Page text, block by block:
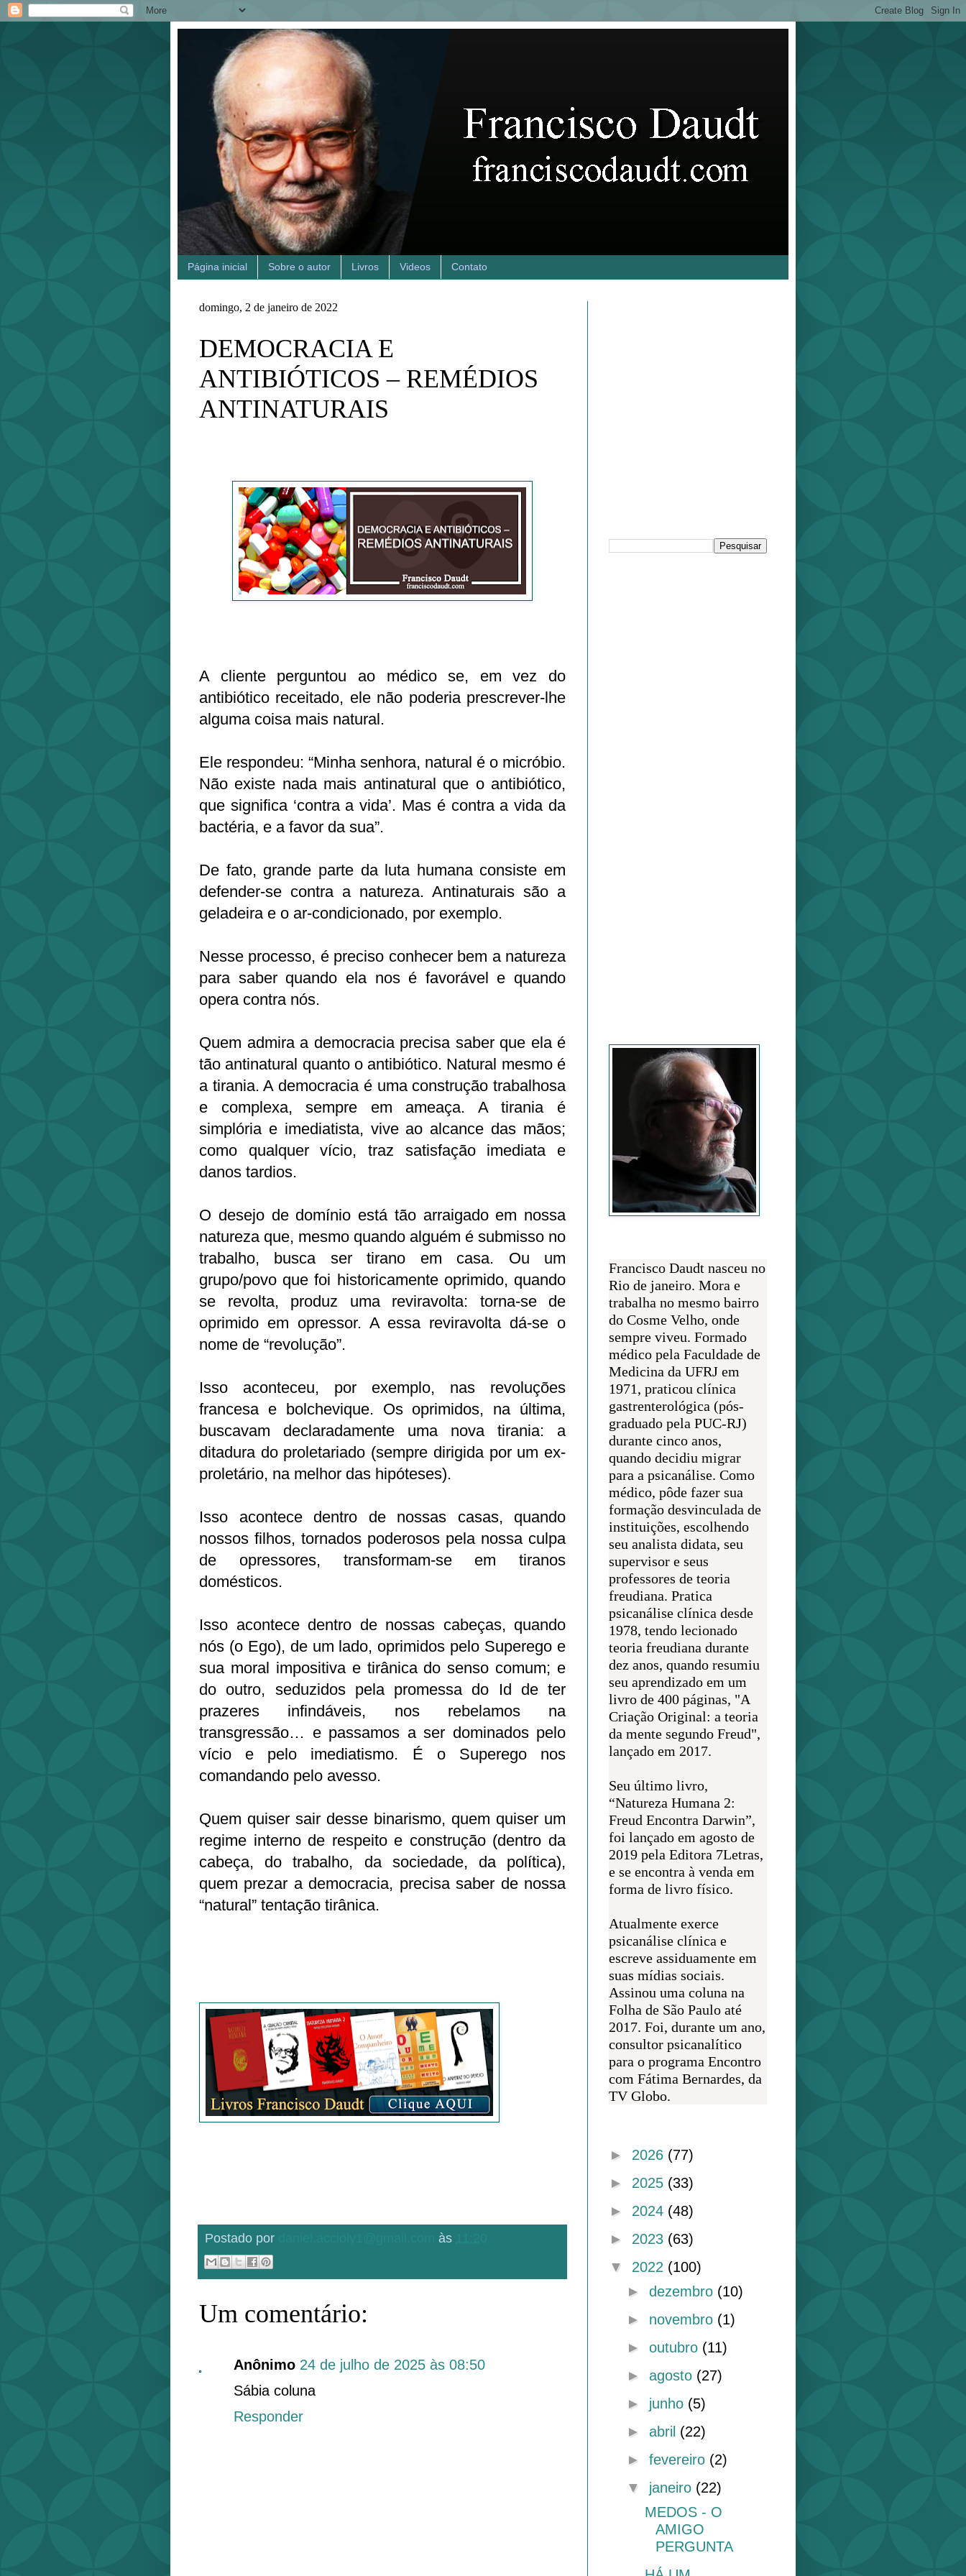
Página inicial Sobre o autor Livros Videos Contato
domingo, 2 de janeiro de 2022
DEMOCRACIA E
ANTIBIÓTICOS – REMÉDIOS
ANTINATURAIS
A cliente perguntou ao médico se, em vez do
antibiótico receitado, ele não poderia prescrever-lhe
alguma coisa mais natural.
Ele respondeu: “Minha senhora, natural é o micróbio.
Não existe nada mais antinatural que o antibiótico,
que significa ‘contra a vida’. Mas é contra a vida da
bactéria, e a favor da sua”.
De fato, grande parte da luta humana consiste em
defender-se contra a natureza. Antinaturais são a
geladeira e o ar-condicionado, por exemplo.
Nesse processo, é preciso conhecer bem a natureza
para saber quando ela nos é favorável e quando
opera contra nós.
Quem admira a democracia precisa saber que ela é
tão antinatural quanto o antibiótico. Natural mesmo é
a tirania. A democracia é uma construção trabalhosa
e complexa, sempre em ameaça. A tirania é
simplória e imediatista, vive ao alcance das mãos;
como qualquer vício, traz satisfação imediata e
danos tardios.
O desejo de domínio está tão arraigado em nossa
natureza que, mesmo quando alguém é submisso no
trabalho, busca ser tirano em casa. Ou um
grupo/povo que foi historicamente oprimido, quando
se revolta, produz uma reviravolta: torna-se de
oprimido em opressor. A essa reviravolta dá-se o
nome de “revolução”.
Isso aconteceu, por exemplo, nas revoluções
francesa e bolchevique. Os oprimidos, na última,
buscavam declaradamente uma nova tirania: a
ditadura do proletariado (sempre dirigida por um ex-
proletário, na melhor das hipóteses).
Isso acontece dentro de nossas casas, quando
nossos filhos, tornados poderosos pela nossa culpa
de opressores, transformam-se em tiranos
domésticos.
Isso acontece dentro de nossas cabeças, quando
nós (o Ego), de um lado, oprimidos pelo Superego e
sua moral impositiva e tirânica do senso comum; e
do outro, seduzidos pela promessa do Id de ter
prazeres infindáveis, nos rebelamos na
transgressão… e passamos a ser dominados pelo
vício e pelo imediatismo. É o Superego nos
comandando pelo avesso.
Quem quiser sair desse binarismo, quem quiser um
regime interno de respeito e construção (dentro da
cabeça, do trabalho, da sociedade, da política),
quem prezar a democracia, precisa saber de nossa
“natural” tentação tirânica.
Postado por às
Um comentário:
Anônimo 24 de julho de 2025 às 08:50
Sábia coluna
Responder
Francisco Daudt nasceu no
Rio de janeiro. Mora e
trabalha no mesmo bairro
do Cosme Velho, onde
sempre viveu. Formado
médico pela Faculdade de
Medicina da UFRJ em
1971, praticou clínica
gastrenterológica (pós-
graduado pela PUC-RJ)
durante cinco anos,
quando decidiu migrar
para a psicanálise. Como
médico, pôde fazer sua
formação desvinculada de
instituições, escolhendo
seu analista didata, seu
supervisor e seus
professores de teoria
freudiana. Pratica
psicanálise clínica desde
1978, tendo lecionado
teoria freudiana durante
dez anos, quando resumiu
seu aprendizado em um
livro de 400 páginas, "A
Criação Original: a teoria
da mente segundo Freud",
lançado em 2017.
Seu último livro,
“Natureza Humana 2:
Freud Encontra Darwin”,
foi lançado em agosto de
2019 pela Editora 7Letras,
e se encontra à venda em
forma de livro físico.
Atualmente exerce
psicanálise clínica e
escreve assiduamente em
suas mídias sociais.
Assinou uma coluna na
Folha de São Paulo até
2017. Foi, durante um ano,
consultor psicanalítico
para o programa Encontro
com Fátima Bernardes, da
TV Globo.
► 2026 (77)
► 2025 (33)
► 2024 (48)
► 2023 (63)
▼ 2022 (100)
► dezembro (10)
► novembro (1)
► outubro (11)
► agosto (27)
► junho (5)
► abril (22)
► fevereiro (2)
▼ janeiro (22)
MEDOS - O
AMIGO
PERGUNTA